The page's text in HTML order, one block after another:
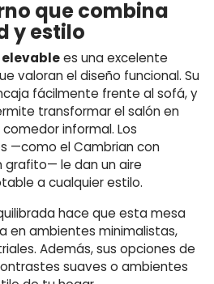
que combina
y estilo
es una excelente
valoran el diseño funcional. Su
fácilmente frente al sofá, y
transformar el salón en
informal. Los
—como el Cambrian con
le dan un aire
a cualquier estilo.
hace que esta mesa
en ambientes minimalistas,
Además, sus opciones de
suaves o ambientes